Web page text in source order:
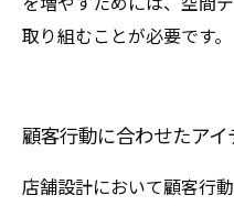
取り組むことが必要です。
顧客行動に合わせたア
店舗設計において顧客行